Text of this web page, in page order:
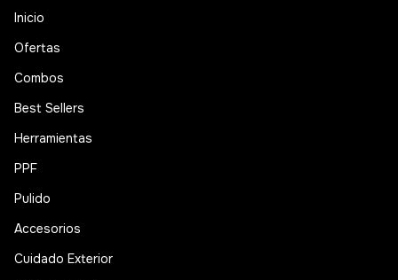
Inicio
Ofertas
Combos
Best Sellers
Herramientas
PPF
Pulido
Accesorios
Cuidado Exterior